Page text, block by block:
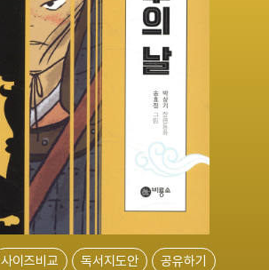
사이즈비교 독서지도안 공유하기